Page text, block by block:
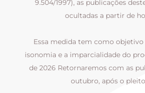
9.504/1997), as publicações
ocultadas a partir de
Essa medida tem como objetivo
isonomia e a imparcialidade do
de 2026 Retornaremos com as
outubro, após o